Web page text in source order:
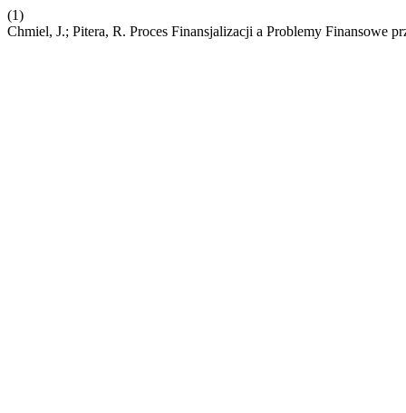
(1)
Chmiel, J.; Pitera, R. Proces Finansjalizacji a Problemy Finansowe